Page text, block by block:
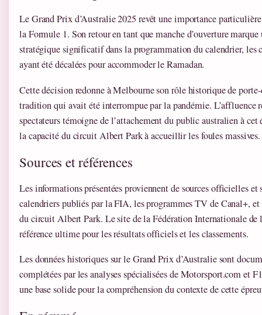
Le Grand Prix d’Australie 2025 revêt une importance
la Formule 1. Son retour en tant que manche d’ouverture marque
stratégique significatif dans la programmation du calendrier, les
ayant été décalées pour accommoder le Ramadan.
Cette décision redonne à Melbourne son rôle historique de
tradition qui avait été interrompue par la pandémie. L’affluence
spectateurs témoigne de l’attachement du public australien à cet
la capacité du circuit Albert Park à accueillir les foules massives.
Sources et références
Les informations présentées proviennent de sources officielles
calendriers publiés par la FIA, les programmes TV de Canal+, et
du circuit Albert Park. Le site de la Fédération Internationale
référence ultime pour les résultats officiels et les classements.
Les données historiques sur le Grand Prix d’Australie sont
complétées par les analyses spécialisées de Motorsport.com et
une base solide pour la compréhension du contexte de cette